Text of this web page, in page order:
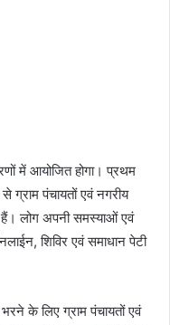
में आयोजित होगा। प्रथम
पंचायतों एवं नगरीय
हैं। लोग अपनी समस्याओं एवं
शिविर एवं समाधान पेटी
के लिए ग्राम पंचायतों एवं